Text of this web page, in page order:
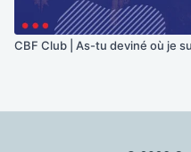
CBF Club | As-tu deviné où je